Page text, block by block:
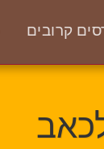
קרובים